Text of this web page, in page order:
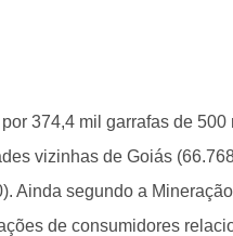
374,4 mil garrafas de
vizinhas de Goiás
Ainda segundo a
de consumidores